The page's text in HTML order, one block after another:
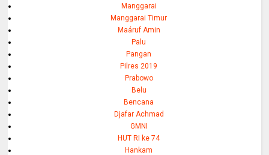
Manggarai
Manggarai Timur
Maáruf Amin
Palu
Pangan
Pilres 2019
Prabowo
Belu
Bencana
Djafar Achmad
GMNI
HUT RI ke 74
Hankam